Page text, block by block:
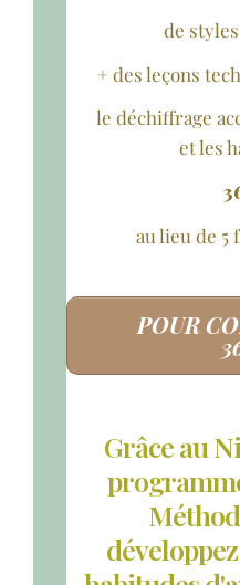
de
+ des leçons
le déchiffrage
et les
au lieu de 5
POUR
Grâce au